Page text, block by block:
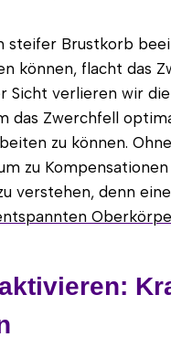
steifer Brustkorb
können, flacht das
Sicht verlieren wir
das Zwerchfell
zu können.
zu
verstehen, denn